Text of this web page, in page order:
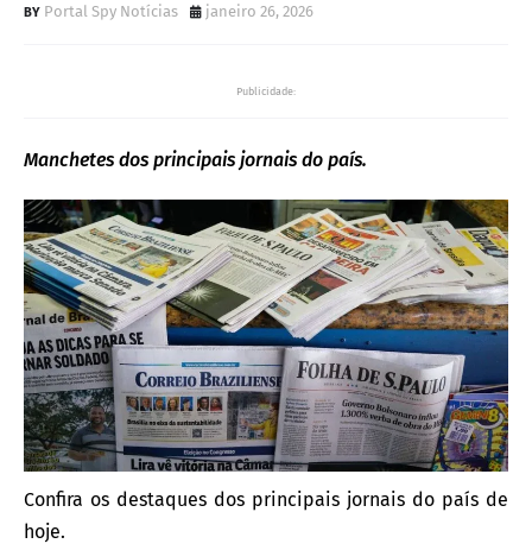
Portal Spy Notícias janeiro 26, 2026
Publicidade:
Manchetes dos principais jornais do país.
Confira os destaques dos principais jornais do país de
hoje.